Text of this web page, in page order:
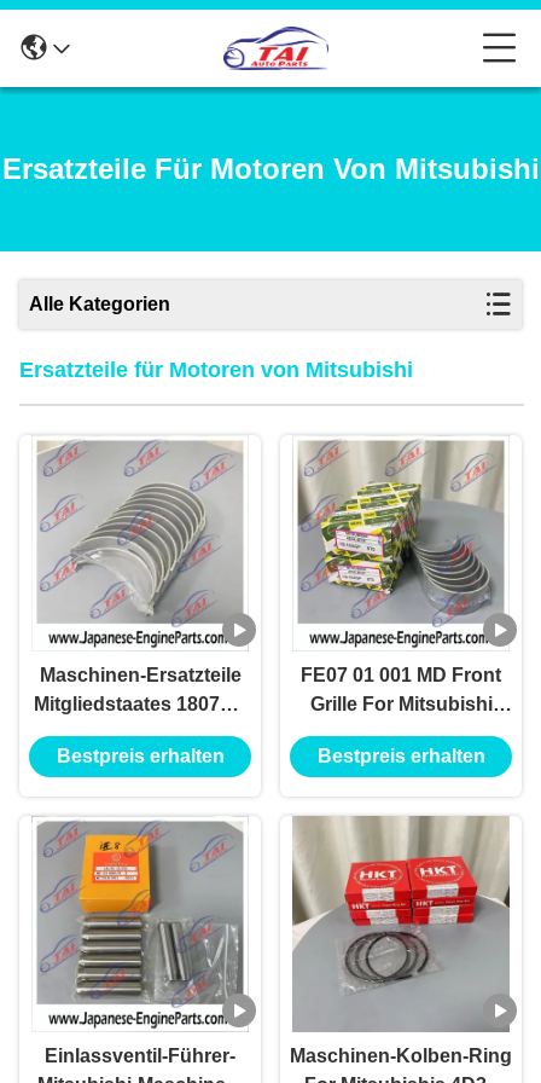
Ersatzteile Für Motoren Von Mitsubishi
Alle Kategorien
Ersatzteile für Motoren von Mitsubishi
Maschinen-Ersatzteile
Mitgliedstaates 1807GP
Mitsubishi für das
Tragen von 4D30 4D34
Bestpreis erhalten
FE07 01 001 MD Front
Grille For Mitsubishi
Canter Fuso 4D31 4D30
4D34T
Bestpreis erhalten
Einlassventil-Führer-
Maschinen-Kolben-Ring